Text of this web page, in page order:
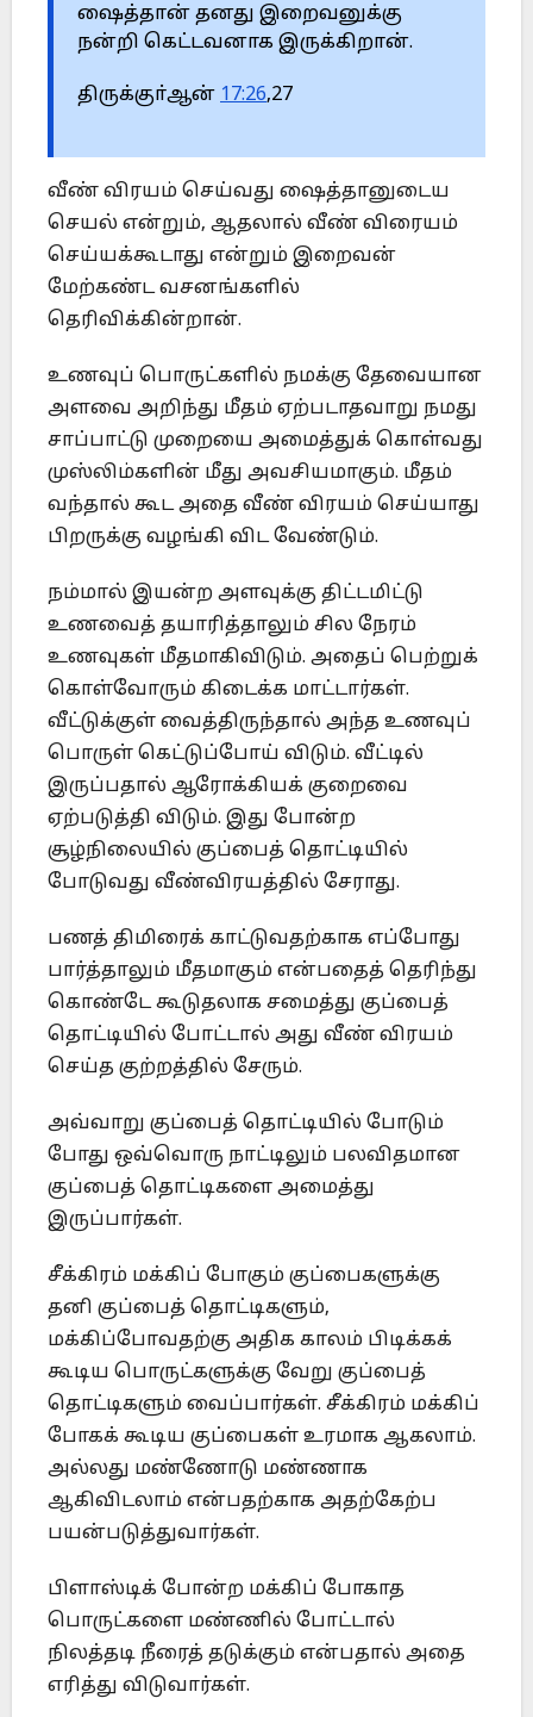
ஷைத்தான் தனது இறைவனுக்கு
நன்றி கெட்டவனாக இருக்கிறான்.
திருக்குா்ஆன் 17:26,27
வீண் விரயம் செய்வது ஷைத்தானுடைய
செயல் என்றும், ஆதலால் வீண் விரையம்
செய்யக்கூடாது என்றும் இறைவன்
மேற்கண்ட வசனங்களில்
தெரிவிக்கின்றான்.
உணவுப் பொருட்களில் நமக்கு தேவையான
அளவை அறிந்து மீதம் ஏற்படாதவாறு நமது
சாப்பாட்டு முறையை அமைத்துக் கொள்வது
முஸ்லிம்களின் மீது அவசியமாகும். மீதம்
வந்தால் கூட அதை வீண் விரயம் செய்யாது
பிறருக்கு வழங்கி விட வேண்டும்.
நம்மால் இயன்ற அளவுக்கு திட்டமிட்டு
உணவைத் தயாரித்தாலும் சில நேரம்
உணவுகள் மீதமாகிவிடும். அதைப் பெற்றுக்
கொள்வோரும் கிடைக்க மாட்டார்கள்.
வீட்டுக்குள் வைத்திருந்தால் அந்த உணவுப்
பொருள் கெட்டுப்போய் விடும். வீட்டில்
இருப்பதால் ஆரோக்கியக் குறைவை
ஏற்படுத்தி விடும். இது போன்ற
சூழ்நிலையில் குப்பைத் தொட்டியில்
போடுவது வீண்விரயத்தில் சேராது.
பணத் திமிரைக் காட்டுவதற்காக எப்போது
பார்த்தாலும் மீதமாகும் என்பதைத் தெரிந்து
கொண்டே கூடுதலாக சமைத்து குப்பைத்
தொட்டியில் போட்டால் அது வீண் விரயம்
செய்த குற்றத்தில் சேரும்.
அவ்வாறு குப்பைத் தொட்டியில் போடும்
போது ஒவ்வொரு நாட்டிலும் பலவிதமான
குப்பைத் தொட்டிகளை அமைத்து
இருப்பார்கள்.
சீக்கிரம் மக்கிப் போகும் குப்பைகளுக்கு
தனி குப்பைத் தொட்டிகளும்,
மக்கிப்போவதற்கு அதிக காலம் பிடிக்கக்
கூடிய பொருட்களுக்கு வேறு குப்பைத்
தொட்டிகளும் வைப்பார்கள். சீக்கிரம் மக்கிப்
போகக் கூடிய குப்பைகள் உரமாக ஆகலாம்.
அல்லது மண்ணோடு மண்ணாக
ஆகிவிடலாம் என்பதற்காக அதற்கேற்ப
பயன்படுத்துவார்கள்.
பிளாஸ்டிக் போன்ற மக்கிப் போகாத
பொருட்களை மண்ணில் போட்டால்
நிலத்தடி நீரைத் தடுக்கும் என்பதால் அதை
எரித்து விடுவார்கள்.